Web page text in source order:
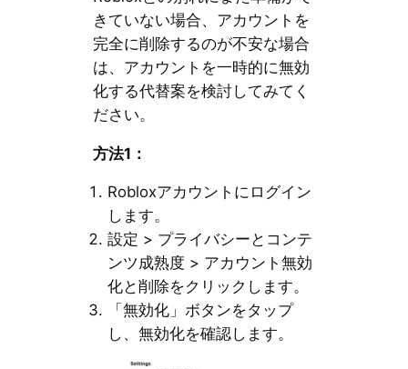
きていない場合、アカウントを
完全に削除するのが不安な場合
は、アカウントを一時的に無効
化する代替案を検討してみてく
ださい。
方法1：
Robloxアカウントにログイン
します。
設定 > プライバシーとコンテ
ンツ成熟度 > アカウント無効
化と削除をクリックします。
「無効化」ボタンをタップ
し、無効化を確認します。